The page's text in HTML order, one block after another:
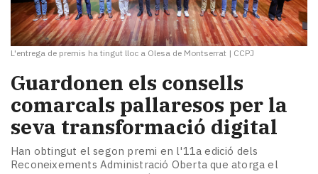
mitjans
El
temps
Reportatges
Entrevistes
Enquestes
A
escena!
Dis
la
L'entrega de premis ha tingut lloc a Olesa de Montserrat | CCPJ
Guardonen els consells
comarcals pallaresos per la
seva transformació digital
Han obtingut el segon premi en l'11a edició dels
Reconeixements Administració Oberta que atorga el